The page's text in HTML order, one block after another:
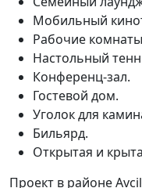
Мобильный
Рабочие
Настольный
Конференц-зал.
Гостевой дом.
Уголок для
Бильярд.
Открытая и
Проект в районе